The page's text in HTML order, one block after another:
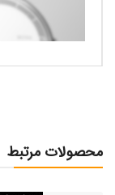
محصولات مرتبط